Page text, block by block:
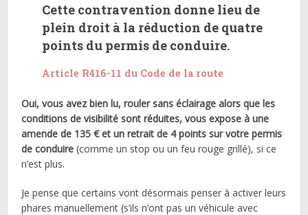
Cette contravention donne lieu de
plein droit à la réduction de quatre
points du permis de conduire.
Article R416-11 du Code de la route
Oui, vous avez bien lu, rouler sans éclairage alors que les
conditions de visibilité sont réduites, vous expose à une
amende de 135 € et un retrait de 4 points sur votre permis
de conduire (comme un stop ou un feu rouge grillé), si ce
n’est plus.
Je pense que certains vont désormais penser à activer leurs
phares manuellement (s’ils n’ont pas un véhicule avec